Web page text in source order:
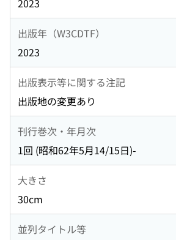
2023
出版年（W3CDTF）
2023
出版表示等に関する注記
出版地の変更あり
刊行巻次・年月次
1回 (昭和62年5月14/15日)-
大きさ
30cm
並列タイトル等